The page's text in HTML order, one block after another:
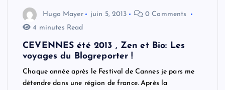
Hugo Mayer juin 5, 2013
0 Comments
4 minutes Read
CEVENNES été 2013 , Zen et Bio: Les
voyages du Blogreporter !
Chaque année après le Festival de Cannes je pars me
détendre dans une région de france. Après la